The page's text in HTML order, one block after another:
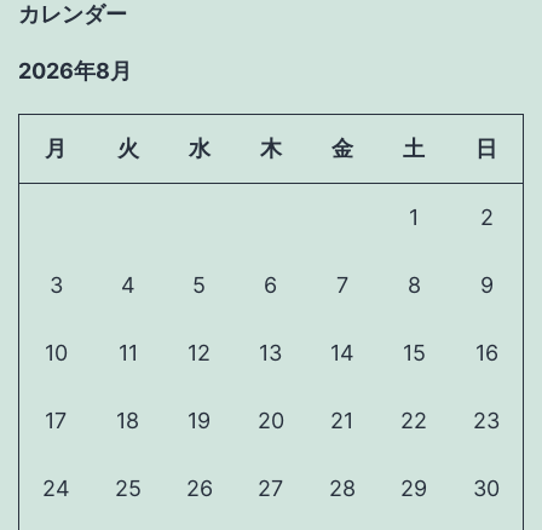
カレンダー
2026年8月
月 火 水 木 金 土 日
1 2
3 4 5 6 7 8 9
10 11 12 13 14 15 16
17 18 19 20 21 22 23
24 25 26 27 28 29 30